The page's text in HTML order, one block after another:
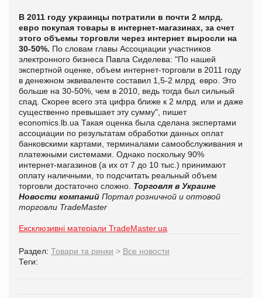
В 2011 году украинцы потратили в почти 2 млрд.
евро покупая товары в интернет-магазинах, за счет
этого объемы торговли через интернет выросли на
30-50%. По словам главы Ассоциации участников
электронного бизнеса Павла Сиделева: "По нашей
экспертной оценке, объем интернет-торговли в 2011 году
в денежном эквиваленте составил 1,5-2 млрд. евро. Это
больше на 30-50%, чем в 2010, ведь тогда был сильный
спад. Скорее всего эта цифра ближе к 2 млрд. или и даже
существенно превышает эту сумму", пишет
economics.lb.ua Такая оценка была сделана экспертами
ассоциации по результатам обработки данных оплат
банковскими картами, терминалами самообслуживания и
платежными системами. Однако поскольку 90%
интернет-магазинов (а их от 7 до 10 тыс.) принимают
оплату наличными, то подсчитать реальный объем
торговли достаточно сложно. Торговля в Украине
Новости компаний Портал розничной и оптовой
торговли TradeMaster
Ексклюзивні матеріали TradeMaster.ua
Раздел: Товари та ринки > Все новости
Теги: